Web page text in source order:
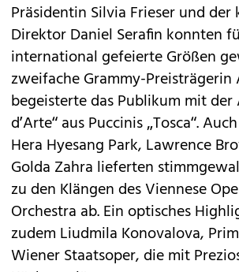
Präsidentin Silvia Frieser und der
Direktor Daniel Serafin konnten
international gefeierte Größen
zweifache Grammy-Preisträgerin
begeisterte das Publikum mit der
d’Arte“ aus Puccinis „Tosca“.
Hera Hyesang Park, Lawrence
Golda Zahra lieferten
zu den Klängen des Viennese
Orchestra ab. Ein optisches
zudem Liudmila Konovalova,
Wiener Staatsoper, die mit